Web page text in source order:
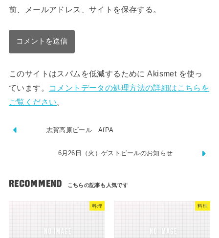
前、メールアドレス、サイトを保存する。
このサイトはスパムを低減するために Akismet を使っ
ています。
コメントデータの処理方法の詳細はこちらを
ご覧ください。
志賀高原ビール AfPA
6月26日（火）ゲストビールのお知らせ
RECOMMEND
料理 料理